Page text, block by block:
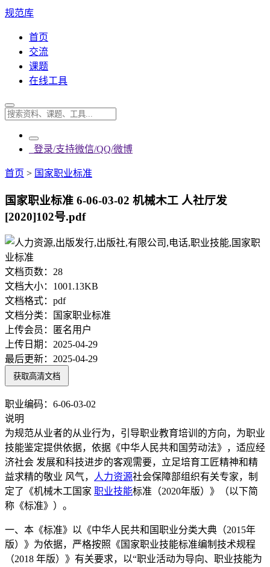
规范库
首页
交流
课题
在线工具
登录/支持微信/QQ/微博
首页 > 国家职业标准
国家职业标准 6-06-03-02 机械木工 人社厅发
[2020]102号.pdf
文档页数： 28
文档大小： 1001.13KB
文档格式： pdf
文档分类：
国家职业标准
上传会员：
匿名用户
上传日期： 2025-04-29
最后更新： 2025-04-29
获取高清文档
职业编码：6-06-03-02
说明
为规范从业者的从业行为，引导职业教育培训的方向，为职业
技能鉴定提供依据，依据《中华人民共和国劳动法》，适应经
济社会 发展和科技进步的客观需要，立足培育工匠精神和精
益求精的敬业 风气， 人力资源社会保障部组织有关专家，制
定了《机械木工国家 职业技能标准（2020年版）》（以下简
称《标准》）。
一、本《标准》以《中华人民共和国职业分类大典（2015年
版）》为依据，严格按照《国家职业技能标准编制技术规程
（2018 年版）》有关要求，以“职业活动为导向、职业技能为